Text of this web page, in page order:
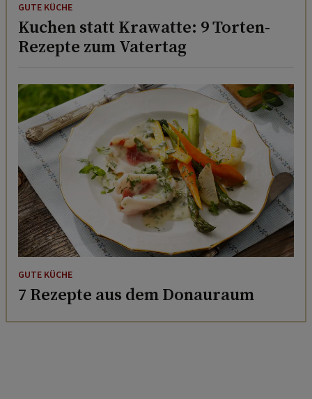
GUTE KÜCHE
Kuchen statt Krawatte: 9 Torten-
Rezepte zum Vatertag
GUTE KÜCHE
7 Rezepte aus dem Donauraum